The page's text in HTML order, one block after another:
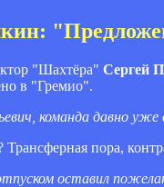
"Шахтёра" Сергей
в "Гремио".
команда давно
пора,
оставил